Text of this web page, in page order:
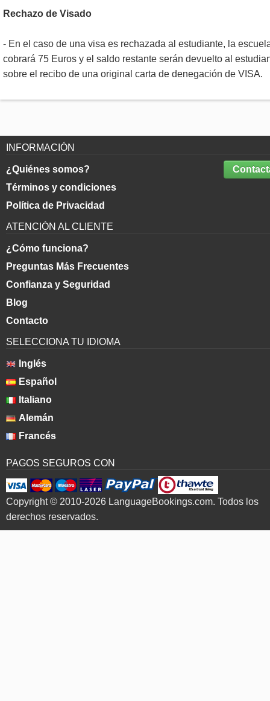
Rechazo de Visado
- En el caso de una visa es rechazada al estudiante, la
cobrará 75 Euros y el saldo restante serán devuelto al
sobre el recibo de una original carta de denegación de VISA.
INFORMACIÓN
¿Quiénes somos?
Términos y condiciones
Política de Privacidad
ATENCIÓN AL CLIENTE
¿Cómo funciona?
Preguntas Más Frecuentes
Confianza y Seguridad
Blog
Contacto
SELECCIONA TU IDIOMA
Inglés
Español
Italiano
Alemán
Francés
PAGOS SEGUROS CON
Copyright © 2010-2026 LanguageBookings.com. Todos los
derechos reservados.